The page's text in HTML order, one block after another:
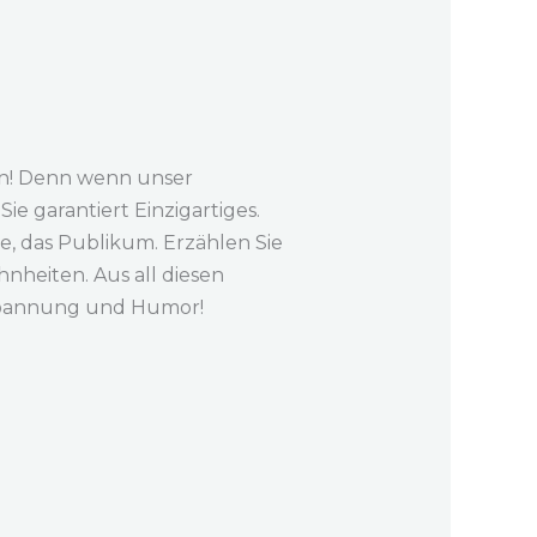
Denn wenn unser
garantiert Einzigartiges.
das Publikum. Erzählen Sie
Aus all diesen
und Humor!